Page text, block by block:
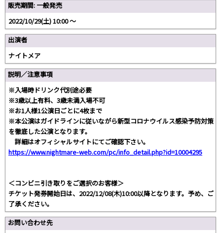
販売期間: 一般発売
2022/10/29(土) 10:00 〜
出演者
ナイトメア
説明／注意事項
※入場時ドリンク代別途必要
※3歳以上有料、3歳未満入場不可
※お1人様1公演日ごとに4枚まで
※本公演はガイドラインに従いながら新型コロナウイルス感染予防対策
を徹底した公演となります。
詳細はオフィシャルサイトにてご確認下さい。
https://www.nightmare-web.com/pc/info_detail.php?id=10004295
＜コンビニ引き取りをご選択のお客様＞
チケット発券開始日は、2022/12/08(木)10:00以降となります。予め、ご
了承ください。
お問い合わせ先